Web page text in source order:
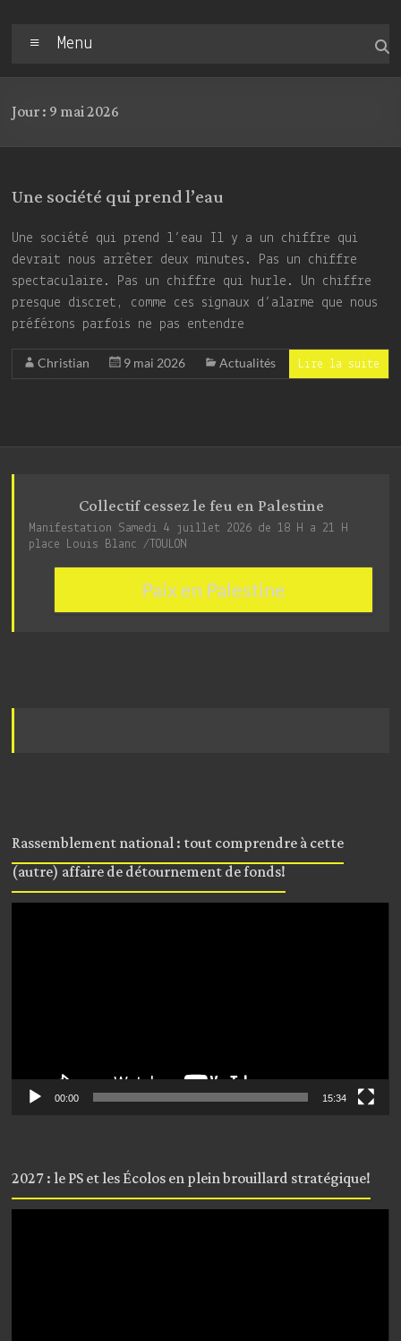
Menu
Jour :9 mai 2026
Une société qui prend l’eau
Une société qui prend l’eau Il y a un chiffre qui
devrait nous arrêter deux minutes. Pas un chiffre
spectaculaire. Pas un chiffre qui hurle. Un chiffre
presque discret, comme ces signaux d’alarme que nous
préférons parfois ne pas entendre
Christian 9 mai 2026 Actualités Lire la suite
Collectif cessez le feu en Palestine
Manifestation Samedi 4 juillet 2026 de 18 H a 21 H
place Louis Blanc /TOULON
Paix en Palestine
Rassemblement national : tout comprendre à cette
(autre) affaire de détournement de fonds!
00:00 15:34
2027 : le PS et les Écolos en plein brouillard stratégique!